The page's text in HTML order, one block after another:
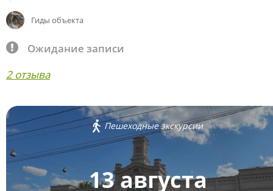
Гиды объекта
Ожидание записи
2 отзыва
Пешеходные экскурсии
13 августа